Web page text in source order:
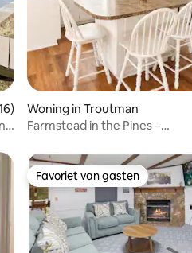
beoordeling van 4,97 op 5,
Woning in Troutman
Farmstead in the Pines –
koeien!
Favoriet van gasten
Favoriet van gasten